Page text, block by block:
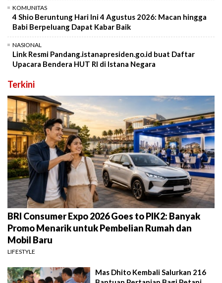
KOMUNITAS
4 Shio Beruntung Hari Ini 4 Agustus 2026: Macan hingga
Babi Berpeluang Dapat Kabar Baik
NASIONAL
Link Resmi Pandang.istanapresiden.go.id buat Daftar
Upacara Bendera HUT RI di Istana Negara
Terkini
BRI Consumer Expo 2026 Goes to PIK2: Banyak
Promo Menarik untuk Pembelian Rumah dan
Mobil Baru
LIFESTYLE
Mas Dhito Kembali Salurkan 216